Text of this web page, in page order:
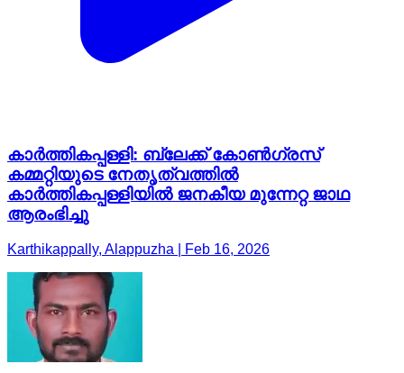
കാർത്തികപ്പള്ളി: ബ്ലേക്ക് കോൺഗ്രസ്
കമ്മറ്റിയുടെ നേതൃത്വത്തിൽ
കാർത്തികപ്പള്ളിയിൽ ജനകീയ മുന്നേറ്റ ജാഥ
ആരംഭിച്ചു
Karthikappally, Alappuzha | Feb 16, 2026